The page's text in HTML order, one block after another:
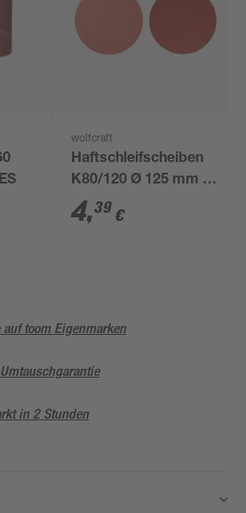
wolfcraft
Haftschleifscheiben
K80/120 Ø 125 mm 5
Stück
4,39 €
toom Eigenmarken
in 2 Stunden